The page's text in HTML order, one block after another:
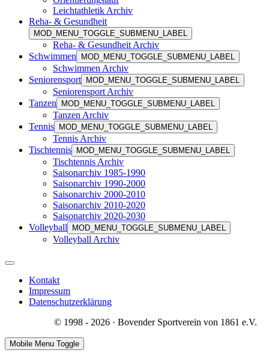
Leichtathletik Archiv
Reha- & Gesundheit
MOD_MENU_TOGGLE_SUBMENU_LABEL
Reha- & Gesundheit Archiv
Schwimmen
MOD_MENU_TOGGLE_SUBMENU_LABEL
Schwimmen Archiv
Seniorensport
MOD_MENU_TOGGLE_SUBMENU_LABEL
Seniorensport Archiv
Tanzen
MOD_MENU_TOGGLE_SUBMENU_LABEL
Tanzen Archiv
Tennis
MOD_MENU_TOGGLE_SUBMENU_LABEL
Tennis Archiv
Tischtennis
MOD_MENU_TOGGLE_SUBMENU_LABEL
Tischtennis Archiv
Saisonarchiv 1985-1990
Saisonarchiv 1990-2000
Saisonarchiv 2000-2010
Saisonarchiv 2010-2020
Saisonarchiv 2020-2030
Volleyball
MOD_MENU_TOGGLE_SUBMENU_LABEL
Volleyball Archiv
Kontakt
Impressum
Datenschutzerklärung
© 1998 - 2026 · Bovender Sportverein von 1861 e.V.
Mobile Menu Toggle